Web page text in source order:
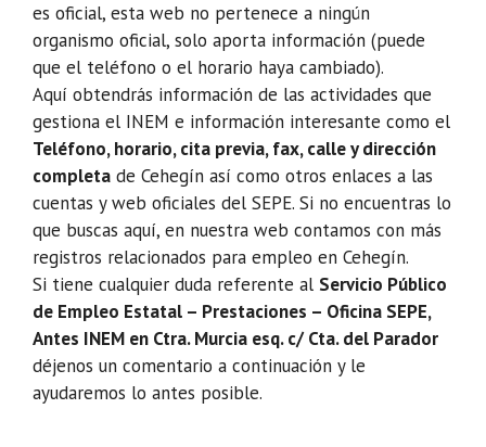
es oficial, esta web no pertenece a ningún
organismo oficial, solo aporta información (puede
que el teléfono o el horario haya cambiado).
Aquí obtendrás información de las actividades que
gestiona el INEM e información interesante como el
Teléfono, horario, cita previa, fax, calle y dirección
completa de Cehegín así como otros enlaces a las
cuentas y web oficiales del SEPE. Si no encuentras lo
que buscas aquí, en nuestra web contamos con más
registros relacionados para empleo en Cehegín.
Si tiene cualquier duda referente al Servicio Público
de Empleo Estatal – Prestaciones – Oficina SEPE,
Antes INEM en Ctra. Murcia esq. c/ Cta. del Parador
déjenos un comentario a continuación y le
ayudaremos lo antes posible.